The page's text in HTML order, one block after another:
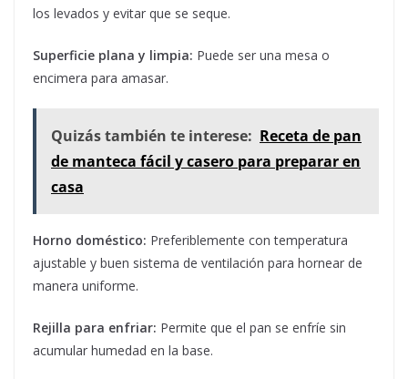
los levados y evitar que se seque.
Superficie plana y limpia: Puede ser una mesa o
encimera para amasar.
Quizás también te interese: Receta de pan
de manteca fácil y casero para preparar en
casa
Horno doméstico: Preferiblemente con temperatura
ajustable y buen sistema de ventilación para hornear de
manera uniforme.
Rejilla para enfriar: Permite que el pan se enfríe sin
acumular humedad en la base.